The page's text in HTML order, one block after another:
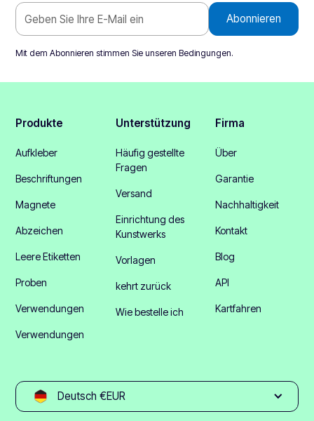
Mit dem Abonnieren stimmen Sie unserenBedingungen.
Produkte
Aufkleber
Beschriftungen
Magnete
Abzeichen
Leere Etiketten
Proben
Verwendungen
Verwendungen
Unterstützung
Häufig gestellte
Fragen
Versand
Einrichtung des
Kunstwerks
Vorlagen
kehrt zurück
Wie bestelle ich
Firma
Über
Garantie
Nachhaltigkeit
Kontakt
Blog
API
Kartfahren
Deutsch €EUR